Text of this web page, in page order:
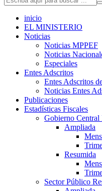
inicio
EL MINISTERIO
Noticias
Noticias MPPEF
Noticias
Especiales
Entes Adscritos
Entes Adscritos
Noticias Entes
Publicaciones
Estadísticas Fiscales
Gobierno Central
Ampliada
Resumida
Sector Público